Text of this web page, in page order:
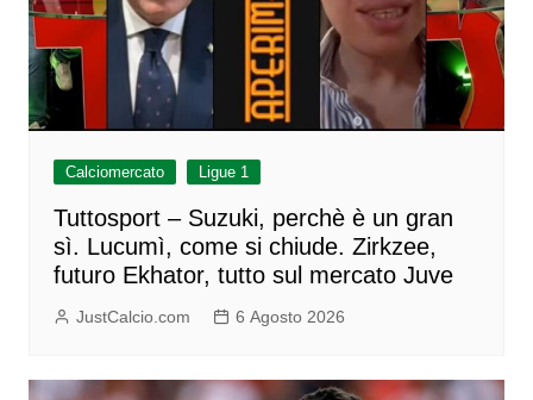
Calciomercato Ligue 1
Tuttosport – Suzuki, perchè è un gran
sì. Lucumì, come si chiude. Zirkzee,
futuro Ekhator, tutto sul mercato Juve
JustCalcio.com 6 Agosto 2026